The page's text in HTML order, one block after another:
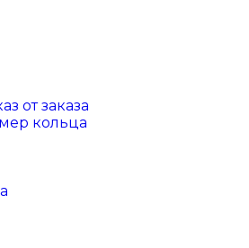
от заказа
кольца